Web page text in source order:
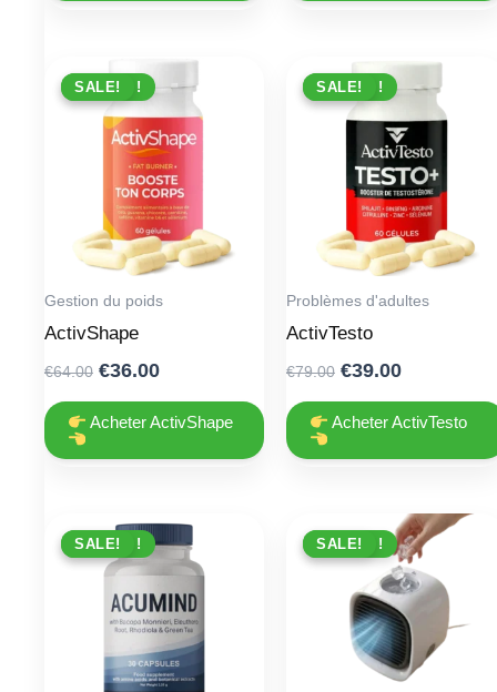
PROMO !
SALE!
Gestion du poids
ActivShape
€64.00 Original
was:
€36.00Current
is:
Acheter ActivShape
PROMO !
SALE!
Problèmes d'adultes
ActivTesto
€79.00 Original
was:
€39.00Current
is:
Acheter ActivTesto
PROMO !
SALE! PROMO !
SALE!